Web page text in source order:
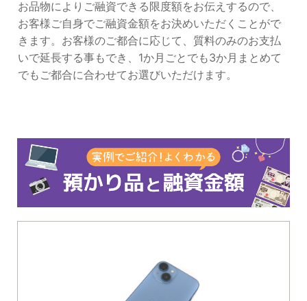
お品物によりご融資できる限度額をお伝えするので、
お客様ご自身でご融資金額をお決めいただくことがで
きます。お客様のご都合に応じて、質料のみのお支払
いで延長する事もでき、1か月ごとでも3か月まとめて
でもご都合に合わせてお選びいただけます。